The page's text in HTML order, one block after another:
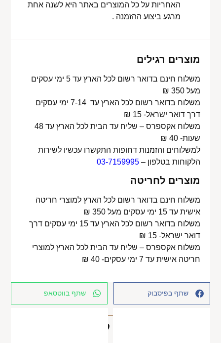
האחריות על כל המוצרים באתר היא לשנה אחת
מרגע ביצוע ההזמנה .
מוצרים רגילים
משלוח חינם בדואר רשום לכל הארץ עד 5 ימי עסקים
מעל 350 ₪
משלוח בדואר רשום לכל הארץ עד 7-14 ימי עסקים
דרך דואר ישראל- 15 ₪
משלוח אקספרס – שליח עד הבית לכל הארץ עד 48
שעות- 40 ₪
למשלוחים והזמנות דחופות התקשרו עכשיו לשירות
הלקוחות בטלפון –03-7159995
מוצרים לחריטה
משלוח חינם בדואר רשום לכל הארץ למוצרי חריטה
אישית עד 15 ימי עסקים מעל 350 ₪
משלוח בדואר רשום לכל הארץ עד 15 ימי עסקים דרך
דואר ישראל- 15 ₪
משלוח אקספרס – שליח עד הבית לכל הארץ למוצרי
חריטה אישית עד 7 ימי עסקים- 40 ₪
שתף בפיסבוק שתף בווטסאפ
מוצרים קשורים